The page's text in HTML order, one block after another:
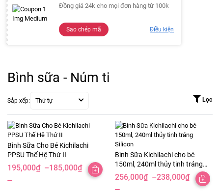
Đồng giá 24k cho mọi đơn hàng từ 100k
Sao chép mã Điều kiện
Bình sữa - Núm ti
Sắp xếp: Thứ tự Lọc
Bình Sữa Cho Bé Kichilachi
PPSU Thế Hệ Thứ II
185,000₫
–
195,000₫
Khoảng
Bình Sữa Kichilachi cho bé
150ml, 240ml thủy tinh tráng
Silicon
238,000₫
–
256,000₫
Khoảng